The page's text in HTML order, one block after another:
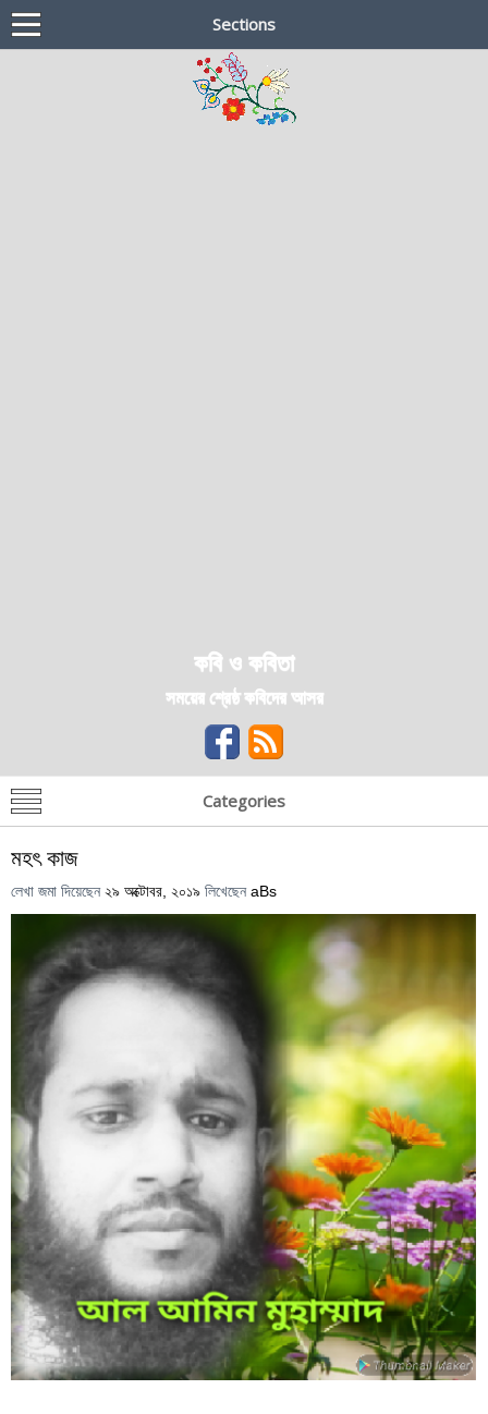
Sections
কবি ও কবিতা
সময়ের শ্রেষ্ঠ কবিদের আসর
Categories
মহৎ কাজ
লেখা জমা দিয়েছেন ২৯ অক্টোবর, ২০১৯ লিখেছেন aBs